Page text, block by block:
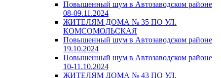
Повышенный шум в Автозаводском районе
08-09.11.2024
ЖИТЕЛЯМ ДОМА № 35 ПО УЛ.
КОМСОМОЛЬСКАЯ
Повышенный шум в Автозаводском районе
19.10.2024
Повышенный шум в Автозаводском районе
10-11.10.2024
ЖИТЕЛЯМ ДОМА № 43 ПО УЛ.